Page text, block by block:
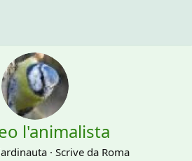
l'animalista
· Scrive da Roma